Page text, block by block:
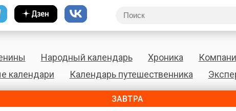
Народный календарь Хроника
календари
Календарь путешественника
ЗАВТРА